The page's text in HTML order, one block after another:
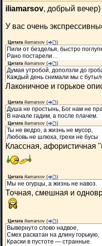
iliamarsov, добрый вечер)
У вас очень
Цитата iliamarsov ( )
Пили от безделья, быстро
Рано постарели…
Цитата iliamarsov ( )
Думая утробой, доползли до
Каждый день снимали мы с
Лаконичное и горькое
Цитата iliamarsov ( )
Душа не простынь, Бог нам не
В начале гадим, а после плачем.
Цитата iliamarsov ( )
Ты не ведро, а жизнь не мусор,
Любовь не шлюха, грехи не бусы
Классная, афористичная
Цитата iliamarsov ( )
Мы не огурцы, а жизнь не навоз.
Точная, смешная и
Цитата iliamarsov ( )
Вывернуто слово надвое,
Смех раскатан на длину горькую,
Краски в пустоте — странные.